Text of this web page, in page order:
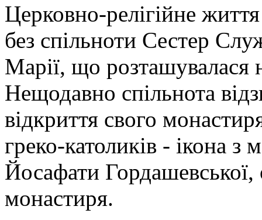
Церковно-релігійне
без спільноти Сестер
Марії, що розташувалася
Нещодавно спільнота
відкриття свого
греко-католиків - ікона
Йосафати Гордашевської,
монастиря.